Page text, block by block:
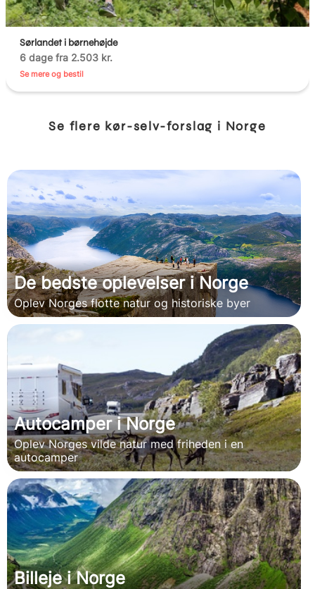
Sørlandet i børnehøjde
6 dage fra 2.503 kr.
Se mere og bestil
Se flere kør-selv-forslag i Norge
De bedste oplevelser i Norge
Oplev Norges flotte natur og historiske byer
Autocamper i Norge
Oplev Norges vilde natur med friheden i en
autocamper
Billeje i Norge